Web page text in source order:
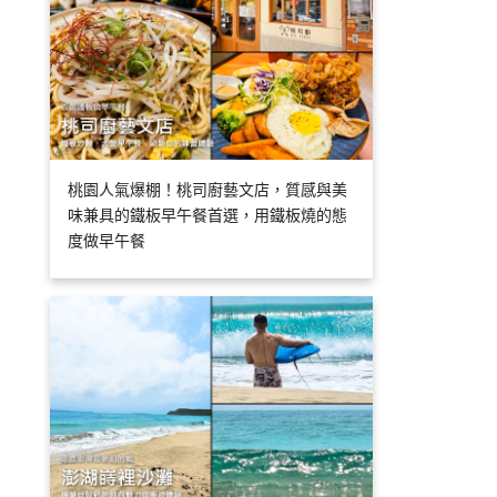
桃園人氣爆棚！桃司廚藝文店，質感與美
味兼具的鐵板早午餐首選，用鐵板燒的態
度做早午餐